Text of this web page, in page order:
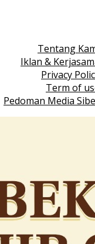
Tentang
Iklan &
Privacy
Term of
Pedoman Media